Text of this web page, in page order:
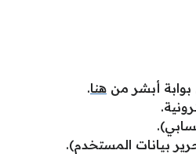
أبشر من هنا.
بيانات المستخدم).